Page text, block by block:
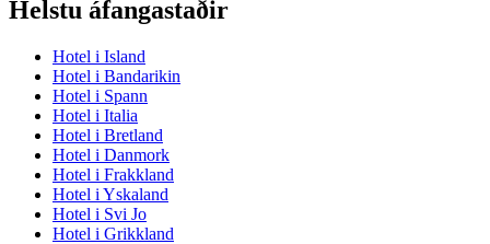
Helstu áfangastaðir
Hotel i Island
Hotel i Bandarikin
Hotel i Spann
Hotel i Italia
Hotel i Bretland
Hotel i Danmork
Hotel i Frakkland
Hotel i Yskaland
Hotel i Svi Jo
Hotel i Grikkland